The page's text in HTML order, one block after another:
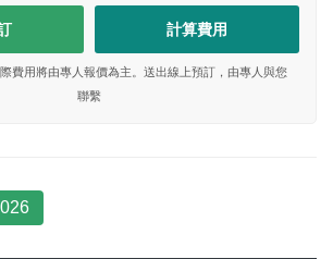
計算費用
費用將由專人報價為主。送出線上預訂，由專人與您
聯繫